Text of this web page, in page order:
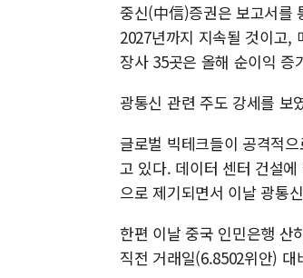
중신(中信)증권은 보고서를
2027년까지 지속될 것이고,
장사 35곳은 올해 순이익
광통신 관련 주도 강세를
글로벌 빅테크들이 공격적
고 있다. 데이터 센터 건설
으로 제기되면서 이날 광통
한편 이날 중국 인민은행 산
직전 거래일(6.8502위안)